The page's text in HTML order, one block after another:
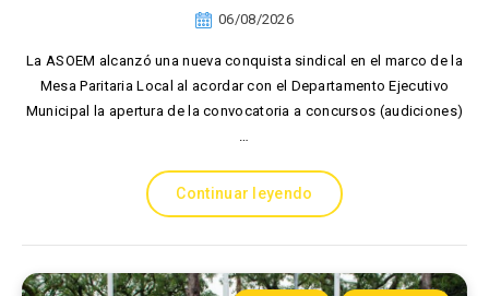
06/08/2026
La ASOEM alcanzó una nueva conquista sindical en el marco de la
Mesa Paritaria Local al acordar con el Departamento Ejecutivo
Municipal la apertura de la convocatoria a concursos (audiciones)
…
Continuar leyendo